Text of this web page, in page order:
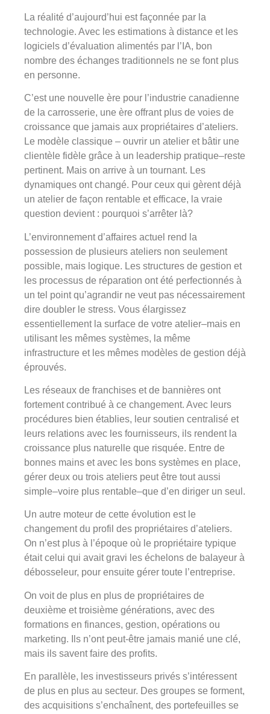
La réalité d’aujourd’hui est façonnée par la
technologie. Avec les estimations à distance et les
logiciels d’évaluation alimentés par l’IA, bon
nombre des échanges traditionnels ne se font plus
en personne.
C’est une nouvelle ère pour l’industrie canadienne
de la carrosserie, une ère offrant plus de voies de
croissance que jamais aux propriétaires d’ateliers.
Le modèle classique – ouvrir un atelier et bâtir une
clientèle fidèle grâce à un leadership pratique–reste
pertinent. Mais on arrive à un tournant. Les
dynamiques ont changé. Pour ceux qui gèrent déjà
un atelier de façon rentable et efficace, la vraie
question devient : pourquoi s’arrêter là?
L’environnement d’affaires actuel rend la
possession de plusieurs ateliers non seulement
possible, mais logique. Les structures de gestion et
les processus de réparation ont été perfectionnés à
un tel point qu’agrandir ne veut pas nécessairement
dire doubler le stress. Vous élargissez
essentiellement la surface de votre atelier–mais en
utilisant les mêmes systèmes, la même
infrastructure et les mêmes modèles de gestion déjà
éprouvés.
Les réseaux de franchises et de bannières ont
fortement contribué à ce changement. Avec leurs
procédures bien établies, leur soutien centralisé et
leurs relations avec les fournisseurs, ils rendent la
croissance plus naturelle que risquée. Entre de
bonnes mains et avec les bons systèmes en place,
gérer deux ou trois ateliers peut être tout aussi
simple–voire plus rentable–que d’en diriger un seul.
Un autre moteur de cette évolution est le
changement du profil des propriétaires d’ateliers.
On n’est plus à l’époque où le propriétaire typique
était celui qui avait gravi les échelons de balayeur à
débosseleur, pour ensuite gérer toute l’entreprise.
On voit de plus en plus de propriétaires de
deuxième et troisième générations, avec des
formations en finances, gestion, opérations ou
marketing. Ils n’ont peut-être jamais manié une clé,
mais ils savent faire des profits.
En parallèle, les investisseurs privés s’intéressent
de plus en plus au secteur. Des groupes se forment,
des acquisitions s’enchaînent, des portefeuilles se